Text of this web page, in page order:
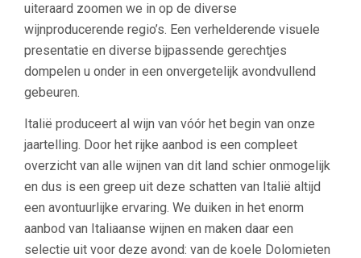
uiteraard zoomen we in op de diverse
wijnproducerende regio’s. Een verhelderende visuele
presentatie en diverse bijpassende gerechtjes
dompelen u onder in een onvergetelijk avondvullend
gebeuren.
Italië produceert al wijn van vóór het begin van onze
jaartelling. Door het rijke aanbod is een compleet
overzicht van alle wijnen van dit land schier onmogelijk
en dus is een greep uit deze schatten van Italië altijd
een avontuurlijke ervaring. We duiken in het enorm
aanbod van Italiaanse wijnen en maken daar een
selectie uit voor deze avond: van de koele Dolomieten